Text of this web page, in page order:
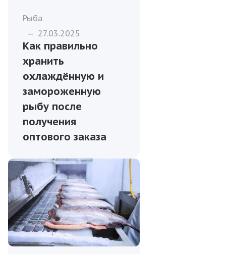
Рыба
— 27.03.2025
Как правильно
хранить
охлаждённую и
замороженную
рыбу после
получения
оптового заказа